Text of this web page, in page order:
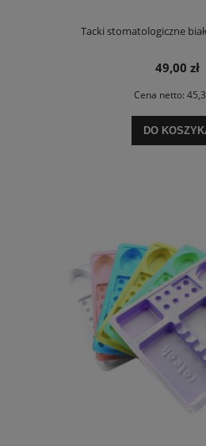
Tacki stomatologiczne
49,00 zł
Cena netto:
DO